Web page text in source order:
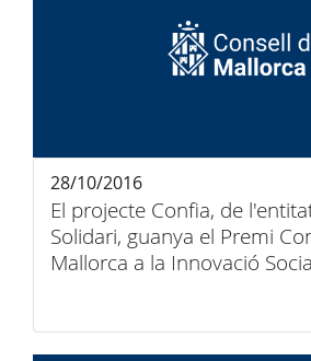
El projecte Confia, de
Solidari, guanya el Premi
Mallorca a la Innovació
28/10/2016